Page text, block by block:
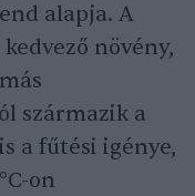
alapja. A
növény,
származik a
a fűtési igénye,
on